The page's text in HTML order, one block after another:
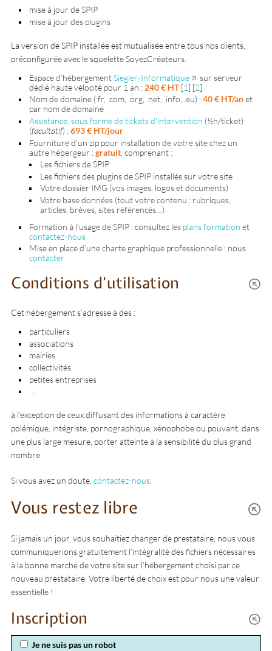
mise à jour de SPIP
mise à jour des plugins
La version de SPIP installée est mutualisée entre tous nos clients,
préconfigurée avec le squelette SoyezCréateurs.
Espace d’hébergementSiegler-Informatique
sur serveur
dédié haute vélocité pour 1 an : 240 € HT[1] [2]
Nom de domaine (.fr, .com, .org, .net, .info, .eu) :40 € HT/anet
par nom de domaine
Assistance, sous forme de tickets d’intervention (½h/ticket)
(facultatif) :693 € HT/jour
Fourniture d’un zip pour installation de votre site chez un
autre hébergeur :gratuit , comprenant :
Les fichiers de SPIP
Les fichiers des plugins de SPIP installés sur votre site
Votre dossier IMG (vos images, logos et documents)
Votre base données (tout votre contenu : rubriques,
articles, brèves, sites référencés…)
Formation à l’usage de SPIP : consultez les plans formation et
contactez-nous
Mise en place d’une charte graphique professionnelle : nous
contacter
Conditions d’utilisation
Cet hébergement s’adresse à des :
particuliers
associations
mairies
collectivités
petites entreprises
à l’exception de ceux diffusant des informations à caractère
polémique, intégriste, pornographique, xénophobe ou pouvant, dans
une plus large mesure, porter atteinte à la sensibilité du plus grand
nombre.
Si vous avez un doute,contactez-nous
Vous restez libre
Si jamais un jour, vous souhaitiez changer de prestataire, nous vous
communiquerions gratuitement l’intégralité des fichiers nécessaires
à la bonne marche de votre site sur l’hébergement choisi par ce
nouveau prestataire. Votre liberté de choix est pour nous une valeur
essentielle !
Inscription
Je ne suis pas un robot